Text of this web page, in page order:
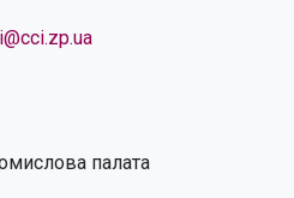
палата